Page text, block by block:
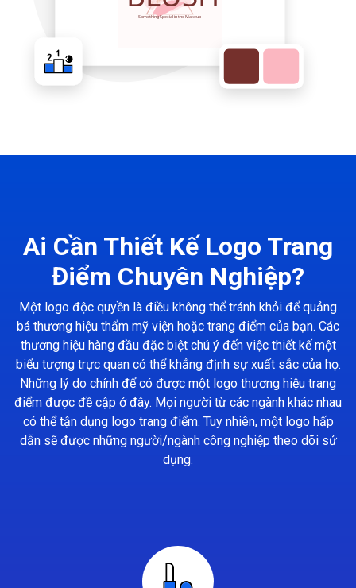
Ai Cần Thiết Kế Logo Trang
Điểm Chuyên Nghiệp?
Một logo độc quyền là điều không thể tránh khỏi để quảng
bá thương hiệu thẩm mỹ viện hoặc trang điểm của bạn. Các
thương hiệu hàng đầu đặc biệt chú ý đến việc thiết kế một
biểu tượng trực quan có thể khẳng định sự xuất sắc của họ.
Những lý do chính để có được một logo thương hiệu trang
điểm được đề cập ở đây. Mọi người từ các ngành khác nhau
có thể tận dụng logo trang điểm. Tuy nhiên, một logo hấp
dẫn sẽ được những người/ngành công nghiệp theo dõi sử
dụng.